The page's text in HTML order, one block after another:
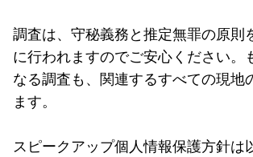
調査は、守秘義務と推定無罪の原則
に行われますのでご安心ください。
なる調査も、関連するすべての現地
ます。
スピークアップ個人情報保護方針は